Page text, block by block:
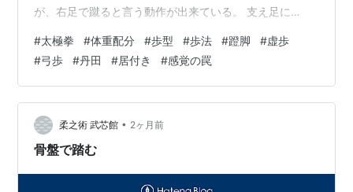
が、右足で蹴ると言う動作が出来ている。 支え足に
面からの反力）が有れば、蹴り足で蹴れるという事だ。
蹴り足に体重を乗せながら蹴っては駄目だ。蹴り足に体
重が乗ると、蹴った後に足が落ちてしまい、次の動作
（双峰貫耳の弓歩）にスムーズに移行できないからだ。
虚歩は、後足に8、前足に2の体重配分を と、言う人が居
るが、正しいのだろうか？ 攬雀尾の捋で、…
#太極拳 #体重配分 #歩型 #歩法 #蹬脚 #虚歩
#弓歩 #丹田 #居付き #感覚の罠
柔之術 武芯館 • 2ヶ月前
骨盤で踏む